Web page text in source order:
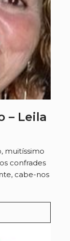
– Leila
muitíssimo
confrades
cabe-nos